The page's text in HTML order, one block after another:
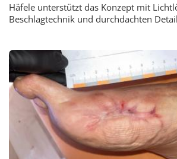
Häfele unterstützt das Konzept mit
Beschlagtechnik und durchdachten